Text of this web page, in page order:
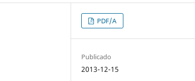
PDF/A
Publicado
2013-12-15